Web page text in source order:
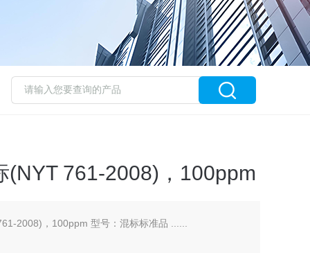
(NYT 761-2008)，100ppm
2008)，100ppm 型号：混标标准品 ......